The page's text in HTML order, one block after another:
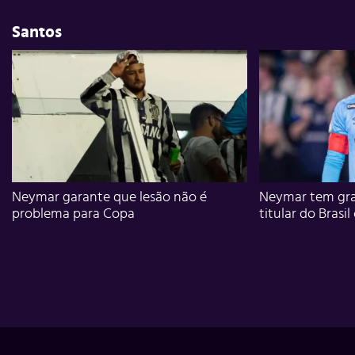
Santos
Neymar garante que lesão não é
problema para Copa
Neymar tem
titular do Brasil